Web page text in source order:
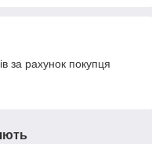
за рахунок покупця